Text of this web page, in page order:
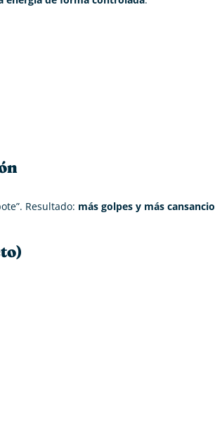
Resultado: más golpes y más cansancio